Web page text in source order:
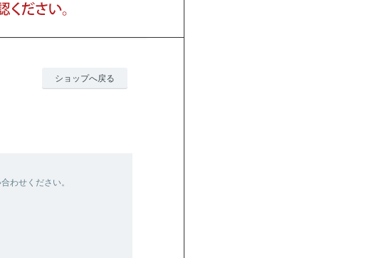
ショップへ戻る
わせください。